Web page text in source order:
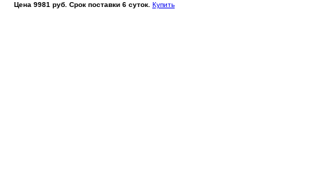
Цена 9981 руб. Срок поставки 6 суток. Купить